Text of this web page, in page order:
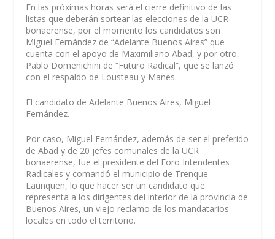
En las próximas horas será el cierre definitivo de las
listas que deberán sortear las elecciones de la UCR
bonaerense, por el momento los candidatos son
Miguel Fernández de “Adelante Buenos Aires” que
cuenta con el apoyo de Maximiliano Abad, y por otro,
Pablo Domenichini de “Futuro Radical“, que se lanzó
con el respaldo de Lousteau y Manes.
El candidato de Adelante Buenos Aires, Miguel
Fernández.
Por caso, Miguel Fernández, además de ser el preferido
de Abad y de 20 jefes comunales de la UCR
bonaerense, fue el presidente del Foro Intendentes
Radicales y comandó el municipio de Trenque
Launquen, lo que hacer ser un candidato que
representa a los dirigentes del interior de la provincia de
Buenos Aires, un viejo reclamo de los mandatarios
locales en todo el territorio.